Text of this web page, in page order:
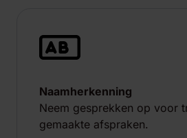
Naamherkenning
Neem gesprekken op voor
gemaakte afspraken.